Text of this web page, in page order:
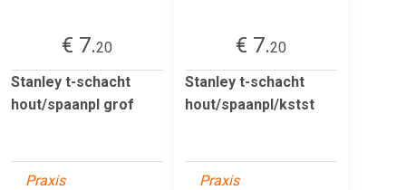
€ 7.20
Stanley t-schacht
hout/spaanpl grof
Praxis
€ 7.20
Stanley t-schacht
hout/spaanpl/kstst
Praxis